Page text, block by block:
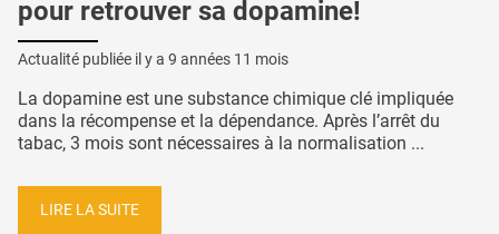
pour retrouver sa dopamine!
Actualité publiée il y a 9 années 11 mois
La dopamine est une substance chimique clé impliquée
dans la récompense et la dépendance. Après l’arrêt du
tabac, 3 mois sont nécessaires à la normalisation ...
LIRE LA SUITE